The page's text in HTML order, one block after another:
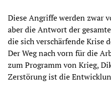
Diese Angriffe werden zwar
aber die Antwort der
die sich verschärfende Krise
Der Weg nach vorn für die
zum Programm von Krieg,
Zerstörung ist die